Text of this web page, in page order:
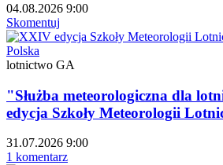
04.08.2026 9:00
Skomentuj
Polska
lotnictwo GA
"Służba meteorologiczna dla
edycja Szkoły Meteorologii
31.07.2026 9:00
1 komentarz